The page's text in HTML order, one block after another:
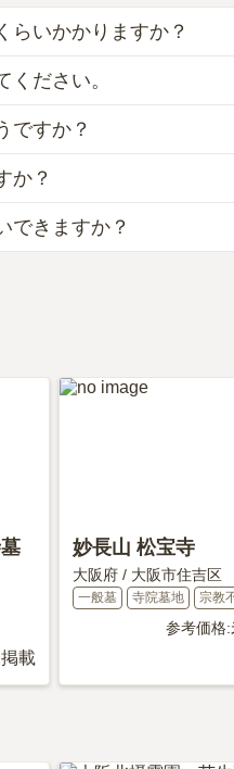
らいかかりますか？
石代別)から、樹木葬が約
は、一般墓が約90万円（墓
いう訳ではありません。
ださい。
歩約5分（423m）です。
車で約7分です。
セス」欄をご確認ください
ですか？
備・環境、管理状況が高く
は、買えて便利な場所にあ
声をいただいております。
か？
ございます。
場価格は、約48万円です。
できますか？
ています。
の相場価格は、約14万円で
わかりやすく解説！
載
妙長山 松宝寺
大阪府 / 大阪市住吉区
一般墓 寺院墓地 宗教
参考価格: